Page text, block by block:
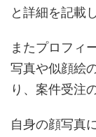
と詳細を記載
またプロフィ
写真や似顔絵
り、案件受注
自身の顔写真